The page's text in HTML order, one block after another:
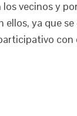
vecinos y
ellos, ya que
con